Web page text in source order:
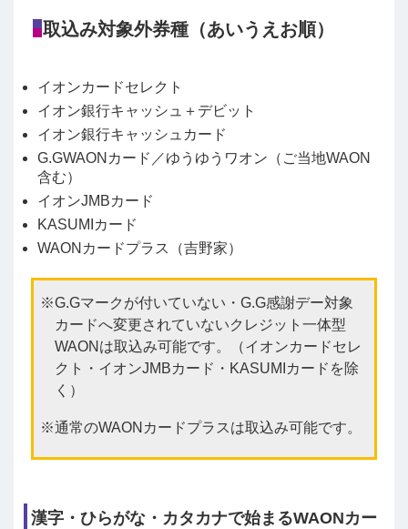
取込み対象外券種（あいうえお順）
イオンカードセレクト
イオン銀行キャッシュ＋デビット
イオン銀行キャッシュカード
G.GWAONカード／ゆうゆうワオン（ご当地WAON
含む）
イオンJMBカード
KASUMIカード
WAONカードプラス（吉野家）
G.Gマークが付いていない・G.G感謝デー対象
カードへ変更されていないクレジット一体型
WAONは取込み可能です。（イオンカードセレ
クト・イオンJMBカード・KASUMIカードを除
く）
通常のWAONカードプラスは取込み可能です。
漢字・ひらがな・カタカナで始まるWAONカー